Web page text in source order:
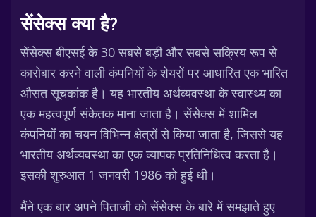
सेंसेक्स क्या है?
सेंसेक्स बीएसई के 30 सबसे बड़ी और सबसे सक्रिय रूप से
कारोबार करने वाली कंपनियों के शेयरों पर आधारित एक भारित
औसत सूचकांक है। यह भारतीय अर्थव्यवस्था के स्वास्थ्य का
एक महत्वपूर्ण संकेतक माना जाता है। सेंसेक्स में शामिल
कंपनियों का चयन विभिन्न क्षेत्रों से किया जाता है, जिससे यह
भारतीय अर्थव्यवस्था का एक व्यापक प्रतिनिधित्व करता है।
इसकी शुरुआत 1 जनवरी 1986 को हुई थी।
मैंने एक बार अपने पिताजी को सेंसेक्स के बारे में समझाते हुए